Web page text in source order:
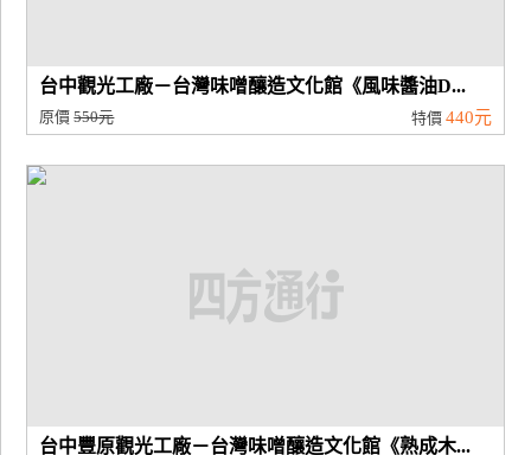
品
宣
傳
台中觀光工廠－台灣味噌釀造文化館《風味醬油D...
原價550元 特價 440元
台中豐原觀光工廠－台灣味噌釀造文化館《熟成木...